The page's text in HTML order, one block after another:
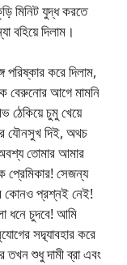
মিনিট যুদ্ধ করতে
বহিয়ে দিলাম।
করে দিলাম,
বেরুনোর আগে মামনি
ঠেকিয়ে চুমু খেয়ে
যৌনসুখ দিই, অথচ
তোমার আমার
প্রেমিকার! সেজন্য
কোনও প্রশ্নই নেই!
ধনে চুদবে! আমি
সদ্ব্যাবহার করে
তখন শুধু দামী ব্রা এবং